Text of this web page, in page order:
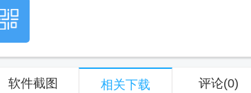
软件截图 相关下载 评论(0)